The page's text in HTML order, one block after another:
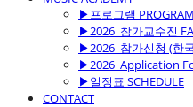
▶프로그램 PROGRAM
▶2026_참가교수진
▶2026_참가신청 (한
▶2026_Application
▶일정표 SCHEDULE
CONTACT